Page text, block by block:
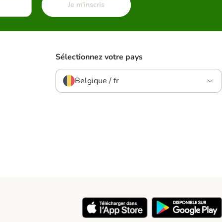
Je m'inscris
Sélectionnez votre pays
Belgique / fr